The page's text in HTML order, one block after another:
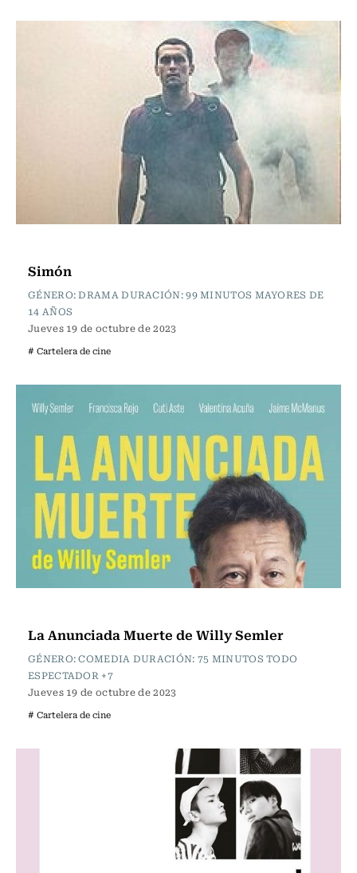
Simón
GÉNERO: DRAMA DURACIÓN: 99 MINUTOS MAYORES DE
14 AÑOS
Jueves 19 de octubre de 2023
# Cartelera de cine
La Anunciada Muerte de Willy Semler
GÉNERO: COMEDIA DURACIÓN: 75 MINUTOS TODO
ESPECTADOR +7
Jueves 19 de octubre de 2023
# Cartelera de cine